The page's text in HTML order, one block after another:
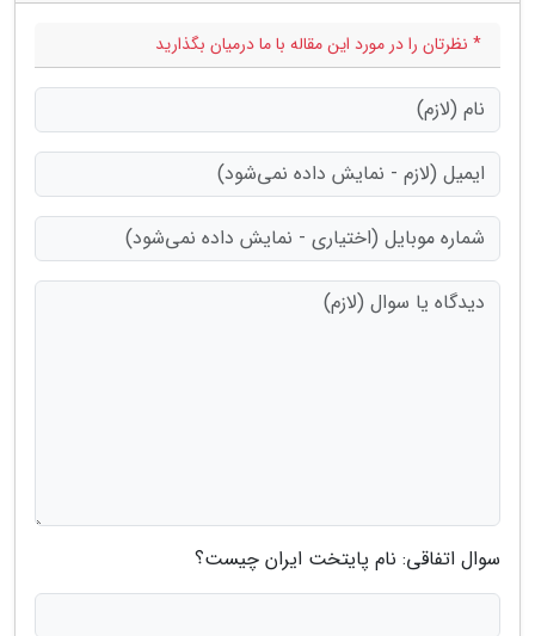
* نظرتان را در مورد این مقاله با ما درمیان بگذارید
سوال اتفاقی: نام پایتخت ایران چیست؟